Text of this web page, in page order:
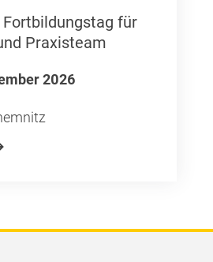
Fortbildungstag für
Praxisteam
2026